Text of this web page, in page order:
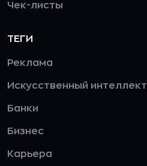
Чек-листы
ТЕГИ
Реклама
Искусственный интеллект
Банки
Бизнес
Карьера